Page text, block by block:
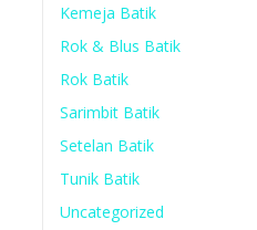
Kemeja Batik
Rok & Blus Batik
Rok Batik
Sarimbit Batik
Setelan Batik
Tunik Batik
Uncategorized